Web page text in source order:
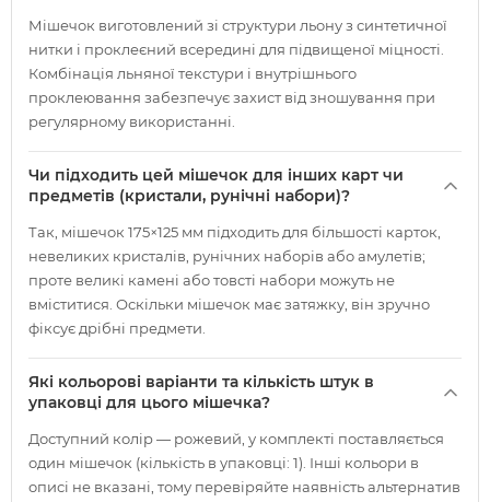
Мішечок виготовлений зі структури льону з синтетичної
нитки і проклеєний всередині для підвищеної міцності.
Комбінація льняної текстури і внутрішнього
проклеювання забезпечує захист від зношування при
регулярному використанні.
Чи підходить цей мішечок для інших карт чи
предметів (кристали, рунічні набори)?
Так, мішечок 175×125 мм підходить для більшості карток,
невеликих кристалів, рунічних наборів або амулетів;
проте великі камені або товсті набори можуть не
вміститися. Оскільки мішечок має затяжку, він зручно
фіксує дрібні предмети.
Які кольорові варіанти та кількість штук в
упаковці для цього мішечка?
Доступний колір — рожевий, у комплекті поставляється
один мішечок (кількість в упаковці: 1). Інші кольори в
описі не вказані, тому перевіряйте наявність альтернатив